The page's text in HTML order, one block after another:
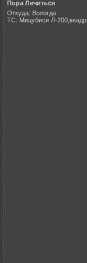
Пора Лечиться
Откуда: Вологда
ТС: Мицубиси Л-200,квадр